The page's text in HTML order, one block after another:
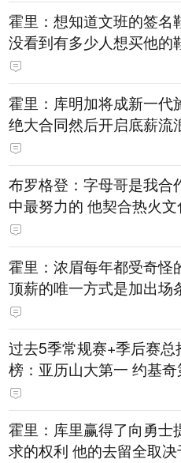
霍里：想知道文班的签名
没看到有多少人想买他的
霍里：库明加将成新一代
绝大合同然后开启底薪流
布罗格登：字母哥是我合
中最努力的 他契合热火
霍里：浓眉每年都受奇怪
顶薪的唯一方式是加出场
过去5季常规赛+季后赛总
榜：亚历山大第一 约基奇
霍里：库里赢得了向勇士
求的权利 他的去留全取决